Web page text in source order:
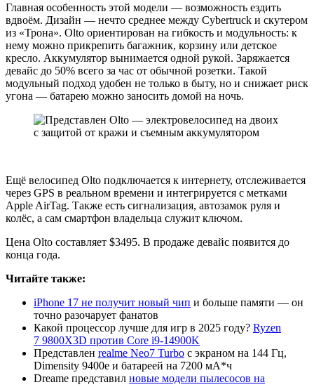
Главная особенность этой модели — возможность ездить
вдвоём. Дизайн — нечто среднее между Cybertruck и скутером
из «Трона». Olto ориентирован на гибкость и модульность: к
нему можно прикрепить багажник, корзину или детское
кресло. Аккумулятор вынимается одной рукой. Заряжается
девайс до 50% всего за час от обычной розетки. Такой
модульный подход удобен не только в быту, но и снижает риск
угона — батарею можно заносить домой на ночь.
Ещё велосипед Olto подключается к интернету, отслеживается
через GPS в реальном времени и интегрируется с метками
Apple AirTag. Также есть сигнализация, автозамок руля и
колёс, а сам смартфон владельца служит ключом.
Цена Olto составляет $3495. В продаже девайс появится до
конца года.
Читайте также:
iPhone 17 не получит новый чип и больше памяти — он
точно разочарует фанатов
Какой процессор лучше для игр в 2025 году? Ryzen
7 9800X3D против Core i9-14900K
Представлен realme Neo7 Turbo с экраном на 144 Гц,
Dimensity 9400e и батареей на 7200 мА*ч
Dreame представил новые модели пылесосов на